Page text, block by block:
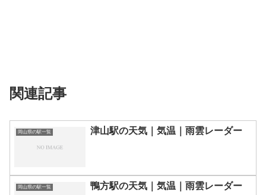
関連記事
岡山県の駅一覧 津山駅の天気｜気温｜雨雲レーダー
岡山県の駅一覧 鴨方駅の天気｜気温｜雨雲レーダー